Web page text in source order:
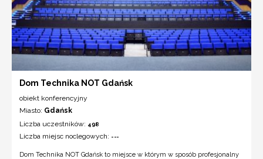
Dom Technika NOT Gdańsk
obiekt konferencyjny
Miasto: Gdańsk
Liczba uczestników: 498
Liczba miejsc noclegowych: ---
Dom Technika NOT Gdańsk to miejsce w którym w sposób profesjonalny